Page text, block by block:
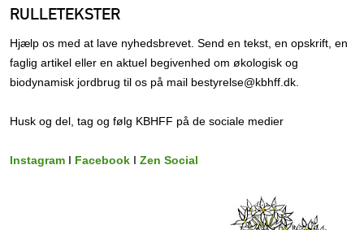
RULLETEKSTER
Hjælp os med at lave nyhedsbrevet. Send en tekst, en opskrift, en
faglig artikel eller en aktuel begivenhed om økologisk og
biodynamisk jordbrug til os på mail bestyrelse@kbhff.dk.
Husk og del, tag og følg KBHFF på de sociale medier
Instagram I Facebook I Zen Social